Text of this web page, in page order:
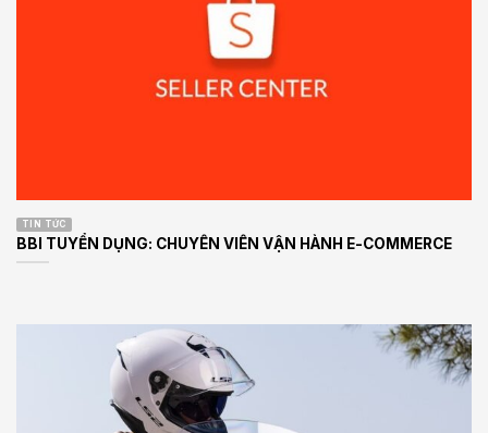
TIN TỨC
BBI TUYỂN DỤNG: CHUYÊN VIÊN VẬN HÀNH E-COMMERCE